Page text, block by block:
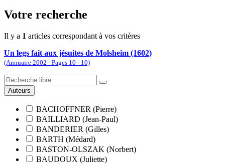
Votre recherche
Il y a 1 articles correspondant à vos critères
Un legs fait aux jésuites de Molsheim (1602)
(Annuaire 2002 - Pages 10 - 10)
Auteurs
BACHOFFNER (Pierre)
BAILLIARD (Jean-Paul)
BANDERIER (Gilles)
BARTH (Médard)
BASTON-OLSZAK (Norbert)
BAUDOUX (Juliette)